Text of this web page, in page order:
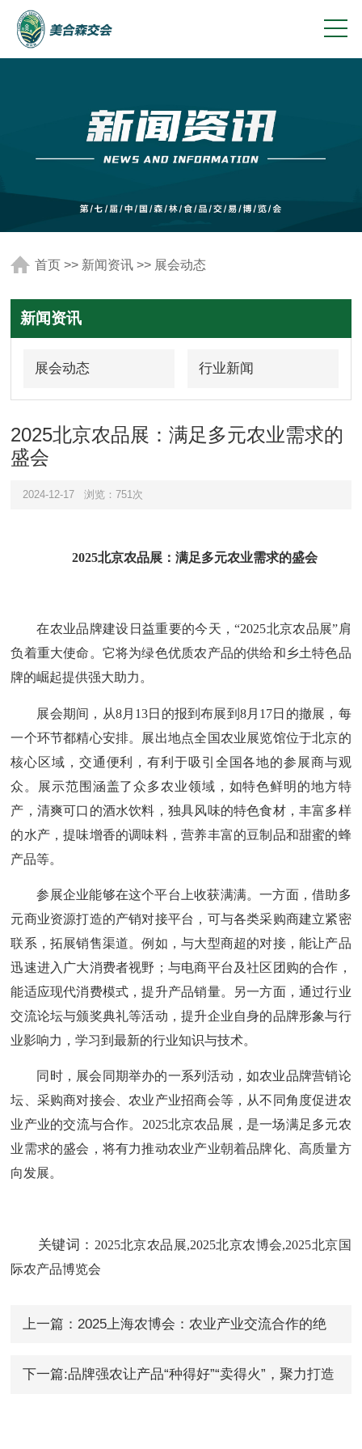
首页 >> 新闻资讯 >> 展会动态
新闻资讯
展会动态 行业新闻
2025北京农品展：满足多元农业需求的
盛会
2024-12-17 浏览：751次
2025北京农品展：满足多元农业需求的盛会
在农业品牌建设日益重要的今天，“2025北京农品展”肩
负着重大使命。它将为绿色优质农产品的供给和乡土特色品
牌的崛起提供强大助力。
展会期间，从8月13日的报到布展到8月17日的撤展，每
一个环节都精心安排。展出地点全国农业展览馆位于北京的
核心区域，交通便利，有利于吸引全国各地的参展商与观
众。展示范围涵盖了众多农业领域，如特色鲜明的地方特
产，清爽可口的酒水饮料，独具风味的特色食材，丰富多样
的水产，提味增香的调味料，营养丰富的豆制品和甜蜜的蜂
产品等。
参展企业能够在这个平台上收获满满。一方面，借助多
元商业资源打造的产销对接平台，可与各类采购商建立紧密
联系，拓展销售渠道。例如，与大型商超的对接，能让产品
迅速进入广大消费者视野；与电商平台及社区团购的合作，
能适应现代消费模式，提升产品销量。另一方面，通过行业
交流论坛与颁奖典礼等活动，提升企业自身的品牌形象与行
业影响力，学习到最新的行业知识与技术。
同时，展会同期举办的一系列活动，如农业品牌营销论
坛、采购商对接会、农业产业招商会等，从不同角度促进农
业产业的交流与合作。 2025北京农品展，是一场满足多元农
业需求的盛会，将有力推动农业产业朝着品牌化、高质量方
向发展。
关键词： 2025北京农品展,2025北京农博会,2025北京国
际农产品博览会
上一篇：2025上海农博会：农业产业交流合作的绝
下一篇:品牌强农让产品“种得好”“卖得火”，聚力打造